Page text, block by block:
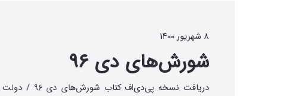
۸ شهریور ۱۴۰۰
شورش‌های دی ۹۶
دریافت نسخه پی‌دی‌اف کتاب شورش‌های دی ۹۶ / دولت